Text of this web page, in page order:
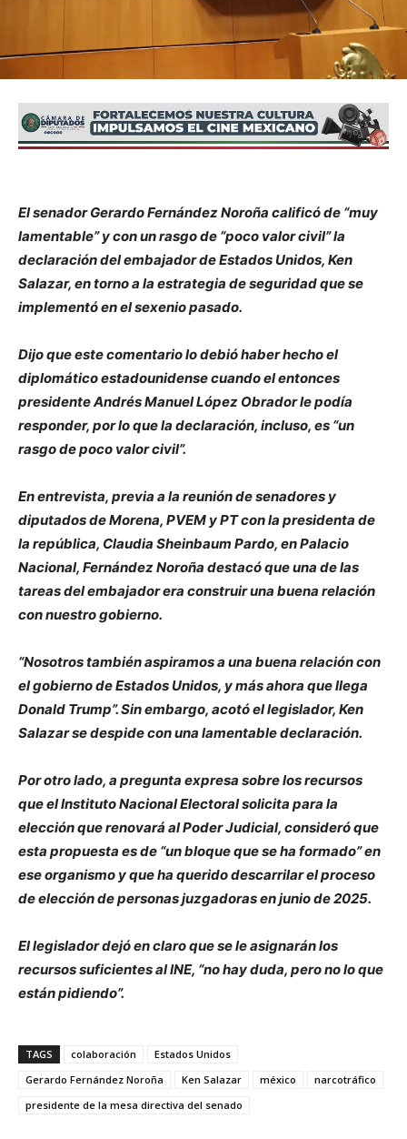
El senador Gerardo Fernández Noroña calificó de “muy
lamentable” y con un rasgo de “poco valor civil” la
declaración del embajador de Estados Unidos, Ken
Salazar, en torno a la estrategia de seguridad que se
implementó en el sexenio pasado.
Dijo que este comentario lo debió haber hecho el
diplomático estadounidense cuando el entonces
presidente Andrés Manuel López Obrador le podía
responder, por lo que la declaración, incluso, es “un
rasgo de poco valor civil”.
En entrevista, previa a la reunión de senadores y
diputados de Morena, PVEM y PT con la presidenta de
la república, Claudia Sheinbaum Pardo, en Palacio
Nacional, Fernández Noroña destacó que una de las
tareas del embajador era construir una buena relación
con nuestro gobierno.
“Nosotros también aspiramos a una buena relación con
el gobierno de Estados Unidos, y más ahora que llega
Donald Trump”. Sin embargo, acotó el legislador, Ken
Salazar se despide con una lamentable declaración.
Por otro lado, a pregunta expresa sobre los recursos
que el Instituto Nacional Electoral solicita para la
elección que renovará al Poder Judicial, consideró que
esta propuesta es de “un bloque que se ha formado” en
ese organismo y que ha querido descarrilar el proceso
de elección de personas juzgadoras en junio de 2025.
El legislador dejó en claro que se le asignarán los
recursos suficientes al INE, “no hay duda, pero no lo que
están pidiendo”.
TAGS colaboración
Estados Unidos
Gerardo Fernández Noroña
Ken Salazar méxico
narcotráfico
presidente de la mesa directiva del senado